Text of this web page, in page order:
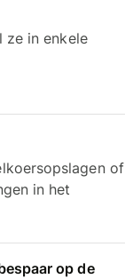
ze in enkele
of
in het
op de